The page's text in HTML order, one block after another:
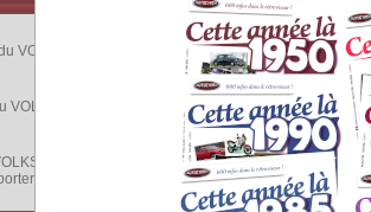
VOLKSWAGEN
VOLKSWAGEN
Combi,
HeinrichNordhoff
accepte le concept et
Haesner , réel père du
Le cahier des charges
berline Coccinelle, il faut
réducteurs issus de la
La présentation officielle
fourgon tôlé, fourgon vitré